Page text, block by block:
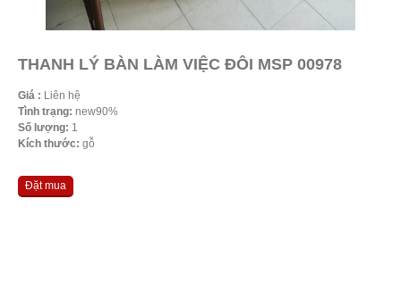
THANH LÝ BÀN LÀM VIỆC ĐÔI MSP 00978
Giá : Liên hệ
Tình trạng: new90%
Số lượng: 1
Kích thước: gỗ
Đặt mua